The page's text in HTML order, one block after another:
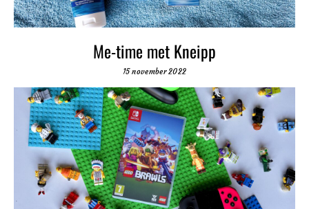
Me-time met Kneipp
15 november 2022